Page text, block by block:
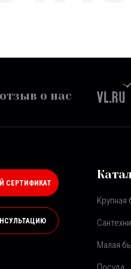
о нас
СЕРТИФИКАТ
Крупная
Малая